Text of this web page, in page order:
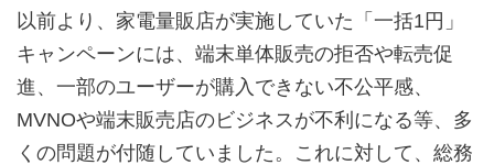
以前より、家電量販店が実施していた「一括1円」
キャンペーンには、端末単体販売の拒否や転売促
進、一部のユーザーが購入できない不公平感、
MVNOや端末販売店のビジネスが不利になる等、多
くの問題が付随していました。これに対して、総務